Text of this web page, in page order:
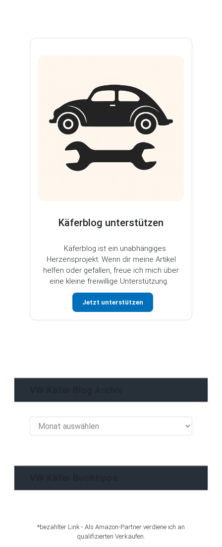
Käferblog unterstützen
Käferblog ist ein unabhängiges
Herzensprojekt. Wenn dir meine Artikel
helfen oder gefallen, freue ich mich über
eine kleine freiwillige Unterstützung.
Jetzt unterstützen
Käfer
*bezahlter Link - Als Amazon-Partner verdiene ich an
qualifizierten Verkäufen.